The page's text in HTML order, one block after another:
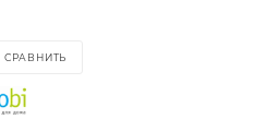
СРАВНИТЬ